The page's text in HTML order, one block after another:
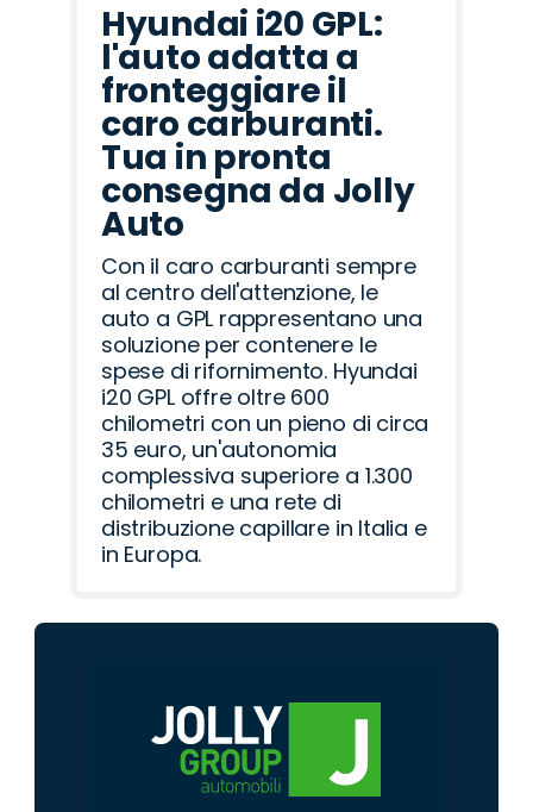
Hyundai i20 GPL:
l'auto adatta a
fronteggiare il
caro carburanti.
Tua in pronta
consegna da Jolly
Auto
Con il caro carburanti sempre
al centro dell'attenzione, le
auto a GPL rappresentano una
soluzione per contenere le
spese di rifornimento. Hyundai
i20 GPL offre oltre 600
chilometri con un pieno di circa
35 euro, un'autonomia
complessiva superiore a 1.300
chilometri e una rete di
distribuzione capillare in Italia e
in Europa.